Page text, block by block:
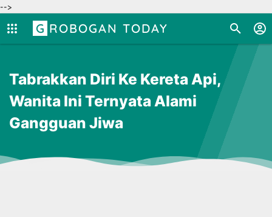
-->
GROBOGAN TODAY
Tabrakkan Diri Ke Kereta Api,
Wanita Ini Ternyata Alami
Gangguan Jiwa